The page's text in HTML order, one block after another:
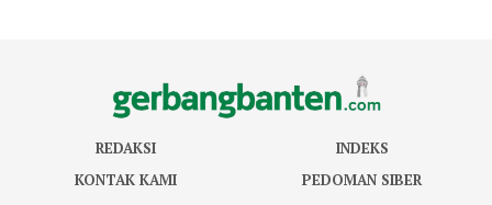
REDAKSI
INDEKS
KONTAK KAMI
PEDOMAN SIBER